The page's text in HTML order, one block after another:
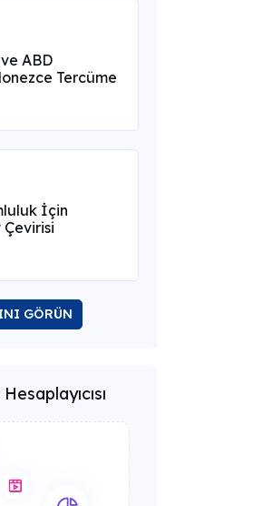
ABD
Tercüme
İçin
GÖRÜN